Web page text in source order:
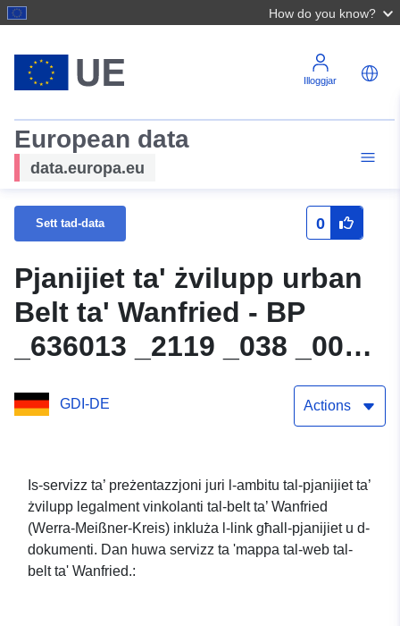
How do you know?
Illoggjar
European data
data.europa.eu
Sett tad-data 0
Pjanijiet ta' żvilupp urban
Belt ta' Wanfried - BP
_636013 _2119 _038 _000
GDI-DE Actions
Is-servizz ta’ preżentazzjoni juri l-ambitu tal-pjanijiet ta’
żvilupp legalment vinkolanti tal-belt ta’ Wanfried
(Werra-Meißner-Kreis) inkluża l-link għall-pjanijiet u d-
dokumenti. Dan huwa servizz ta 'mappa tal-web tal-
belt ta' Wanfried.: